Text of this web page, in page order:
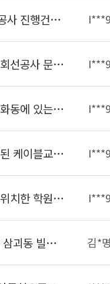
안녕하세요 사무실랜공사 진행건으로 문의드립니다. 23개의 책상이 들어가는 사무실입니다 자리가 23개면 견적이 얼마나 나올까요??? 사무실은 현재 공실상태입니다. 견적요청드립니다. 감사합니다
대전지역 사무실키폰 회선공사 문의드립니다. 키폰주장치 및 키폰 일반전화는 보유중이면 개설할 라인은 키폰2라인 일반50라인입니다 연락주세요
안녕하세요 대전시 문화동에 있는 사무실입니다. 크기는 약 20여평되고 PC가 6대 인터넷전화기 6대가 있습니다. 이사한 후에 현재 이전의 선을 연결해서 사용하고 있는데 선작업이 필요하여 문의드립니다.
아파트에 포설된 오래된 케이블교체작업 가능한가요??? 단자함에 전기콘센트가 없는데 이것도 만들어 주실수 있는지 알고싶습니다
안녕하세요 세종시에 위치한 학원입니다 학원리모델링하면서 랜선정리하려고합니다 비용은 어느정도하는지 궁금합니다
안녕하세요 대전 동구 삼괴동 빌라인데 14세대입니다. 주차장쪽에 전화용구선단자함이 있고 집내부에는 단자함이 없습니다. 전화선코드만있는데 아파트처럼 인터넷을 사용할려면 얼마나 나오나요?? 김*